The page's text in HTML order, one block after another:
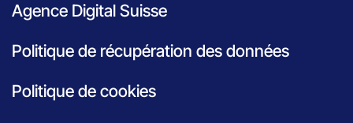
Agence Digital Suisse
Politique de récupération des données
Politique de cookies